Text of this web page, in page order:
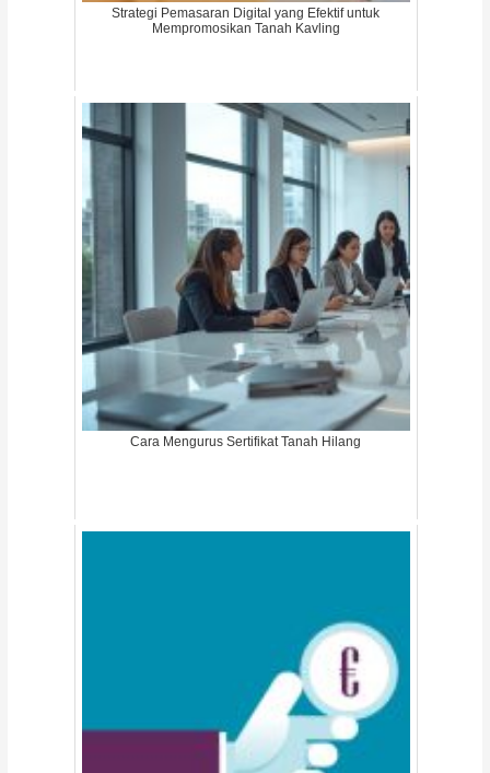
Strategi Pemasaran Digital yang Efektif untuk
Mempromosikan Tanah Kavling
Cara Mengurus Sertifikat Tanah Hilang